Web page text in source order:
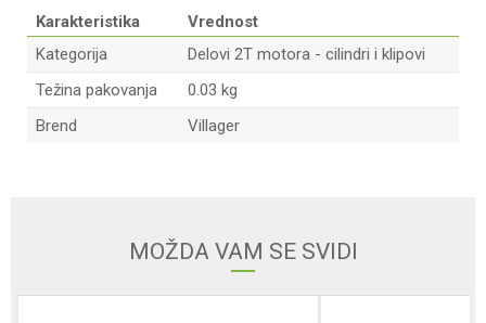
Karakteristika
Vrednost
Kategorija
Delovi 2T motora - cilindri i klipovi
Težina pakovanja
0.03 kg
Brend
Villager
MOŽDA VAM SE SVIDI